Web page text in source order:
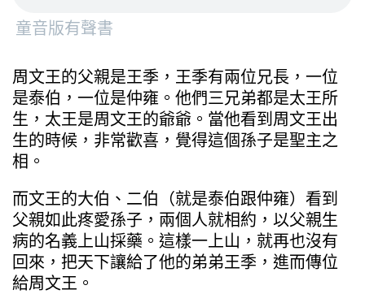
童音版有聲書
周文王的父親是王季，王季有兩位兄長，一位
是泰伯，一位是仲雍。他們三兄弟都是太王所
生，太王是周文王的爺爺。當他看到周文王出
生的時候，非常歡喜，覺得這個孫子是聖主之
相。
而文王的大伯、二伯（就是泰伯跟仲雍）看到
父親如此疼愛孫子，兩個人就相約，以父親生
病的名義上山採藥。這樣一上山，就再也沒有
回來，把天下讓給了他的弟弟王季，進而傳位
給周文王。